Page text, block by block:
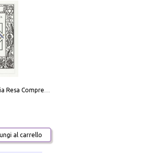
La Massoneria Resa Comprensibile ai Suoi Adepti. Vol. 3: il Maestro.
al carrello